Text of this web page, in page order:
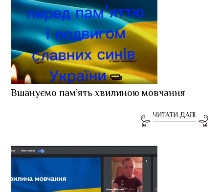
Вшануємо пам’ять хвилиною мовчання
ЧИТАТИ ДАЛІ